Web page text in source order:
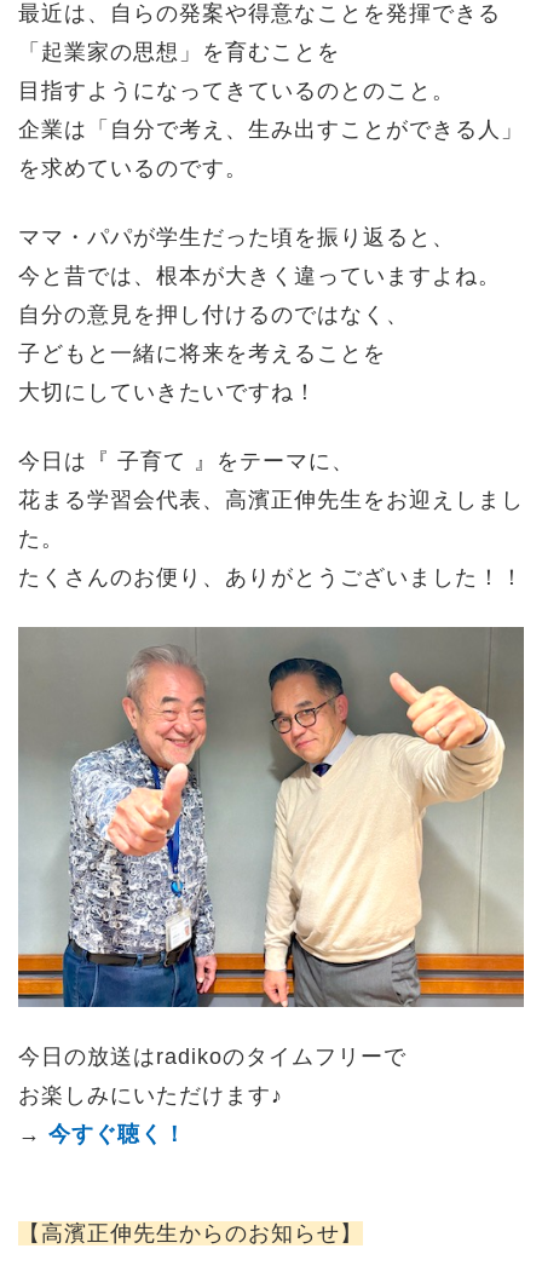
最近は、自らの発案や得意なことを発揮できる
「起業家の思想」を育むことを
目指すようになってきているのとのこと。
企業は「自分で考え、生み出すことができる人」
を求めているのです。
ママ・パパが学生だった頃を振り返ると、
今と昔では、根本が大きく違っていますよね。
自分の意見を押し付けるのではなく、
子どもと一緒に将来を考えることを
大切にしていきたいですね！
今日は『 子育て 』をテーマに、
花まる学習会代表、高濱正伸先生をお迎えしまし
た。
たくさんのお便り、ありがとうございました！！
今日の放送はradikoのタイムフリーで
お楽しみにいただけます♪
→ 今すぐ聴く！
【高濱正伸先生からのお知らせ】